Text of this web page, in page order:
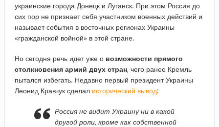
украинские города Донецк и Луганск. При этом Россия до
сих пор не признает себя участником военных действий и
называет события в восточных регионах Украины
«гражданской войной» в этой стране.
Но сегодня речь идет уже о возможности прямого
столкновения армий двух стран, чего ранее Кремль
пытался избегать. Недавно первый президент Украины
Леонид Кравчук сделал исторический вывод:
Россия не видит Украину ни в какой
другой роли, кроме как собственной